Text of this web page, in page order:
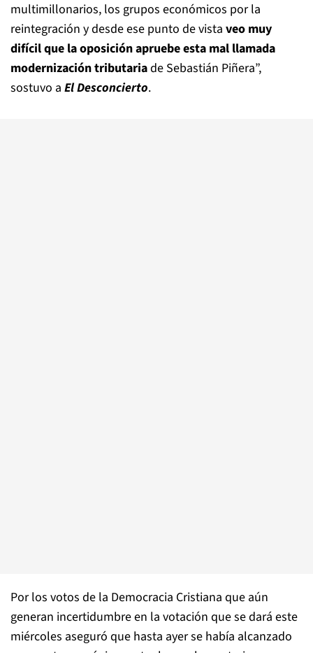
multimillonarios, los grupos económicos por la
reintegración y desde ese punto de vista veo muy
difícil que la oposición apruebe esta mal llamada
modernización tributariade Sebastián Piñera”,
sostuvo a El Desconcierto.
Por los votos de la Democracia Cristiana que aún
generan incertidumbre en la votación que se dará este
miércoles aseguró que hasta ayer se había alcanzado